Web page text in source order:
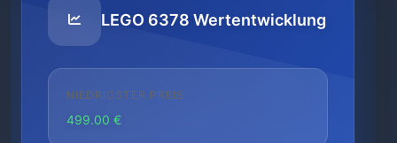
LEGO 6378 Wertentwicklung
NIEDRIGSTER PREIS
499.00 €